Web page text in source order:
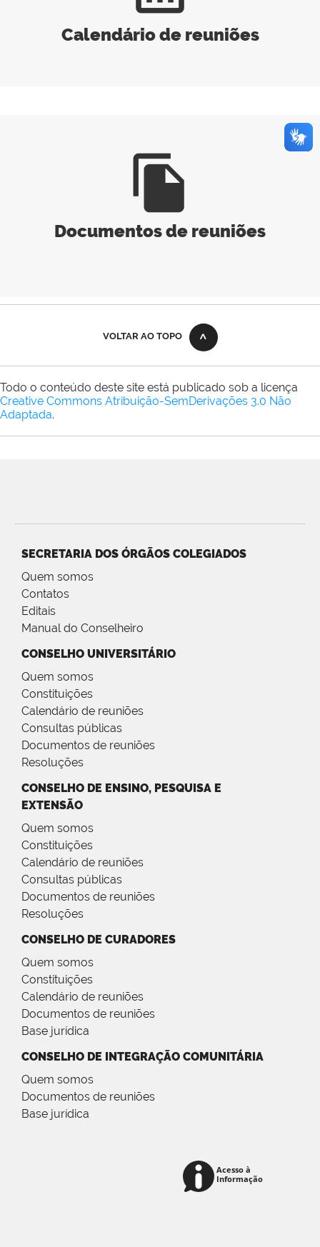
Calendário de reuniões
file_copy
Documentos de reuniões
VOLTAR AO TOPO
Todo o conteúdo deste site está publicado sob a licença
Creative Commons Atribuição-SemDerivações 3.0 Não
Adaptada.
SECRETARIA DOS ÓRGÃOS COLEGIADOS
Quem somos
Contatos
Editais
Manual do Conselheiro
CONSELHO UNIVERSITÁRIO
Quem somos
Constituições
Calendário de reuniões
Consultas públicas
Documentos de reuniões
Resoluções
CONSELHO DE ENSINO, PESQUISA E
EXTENSÃO
Quem somos
Constituições
Calendário de reuniões
Consultas públicas
Documentos de reuniões
Resoluções
CONSELHO DE CURADORES
Quem somos
Constituições
Calendário de reuniões
Documentos de reuniões
Base jurídica
CONSELHO DE INTEGRAÇÃO COMUNITÁRIA
Quem somos
Documentos de reuniões
Base jurídica